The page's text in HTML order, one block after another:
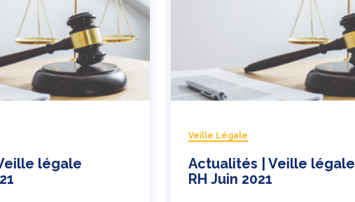
légale
Veille Légale
Actualités | Veille légale
RH Juin 2021